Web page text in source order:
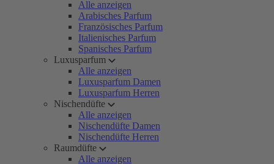
Alle anzeigen
Arabisches Parfum
Französisches Parfum
Italienisches Parfum
Spanisches Parfum
Luxusparfum
Alle anzeigen
Luxusparfum Damen
Luxusparfum Herren
Nischendüfte
Alle anzeigen
Nischendüfte Damen
Nischendüfte Herren
Raumdüfte
Alle anzeigen